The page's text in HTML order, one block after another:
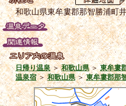
和歌山県東牟婁郡那智勝浦町
日帰り温泉＞和歌山県＞東牟婁
温泉宿＞和歌山県＞東牟婁郡那